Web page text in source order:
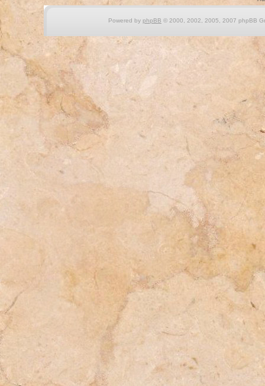
Powered by phpBB © 2000, 2002, 2005, 2007 phpBB